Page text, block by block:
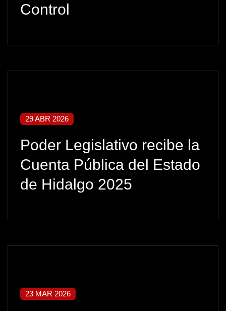
Control
29 ABR 2026
Poder Legislativo recibe la
Cuenta Pública del Estado
de Hidalgo 2025
23 MAR 2026